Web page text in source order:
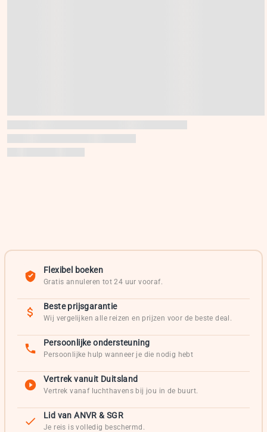
Flexibel boeken
Gratis annuleren tot 24 uur vooraf.
Beste prijsgarantie
Wij vergelijken alle reizen en prijzen voor de beste deal.
Persoonlijke ondersteuning
Persoonlijke hulp wanneer je die nodig hebt
Vertrek vanuit Duitsland
Vertrek vanaf luchthavens bij jou in de buurt.
Lid van ANVR & SGR
Je reis is volledig beschermd.